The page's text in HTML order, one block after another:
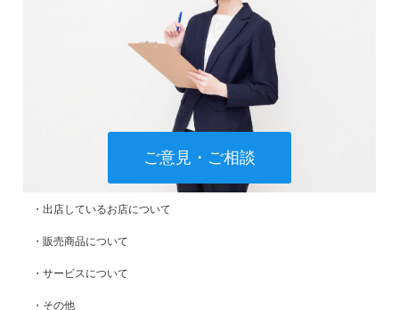
ご意見・ご相談
・出店しているお店について
・販売商品について
・サービスについて
・その他